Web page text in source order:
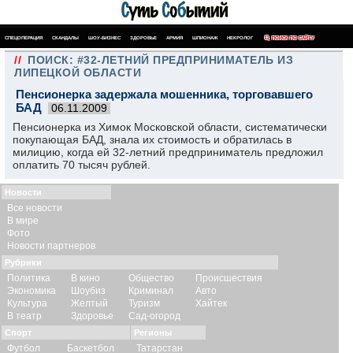
СПЕЦОПЕРАЦИЯ СКАНДАЛЫ ШОУ-БИЗНЕС ЗДОРОВЬЕ АРМИЯ ШПИОНАЖ НЕКРОЛОГ ПОИСК ПО САЙТУ
// ПОИСК: #32-ЛЕТНИЙ ПРЕДПРИНИМАТЕЛЬ ИЗ
ЛИПЕЦКОЙ ОБЛАСТИ
Пенсионерка задержала мошенника, торговавшего
БАД
06.11.2009
Пенсионерка из Химок Московской области, систематически
покупающая БАД, знала их стоимость и обратилась в
милицию, когда ей 32-летний предприниматель предложил
оплатить 70 тысяч рублей.
Новости
Все новости
В мире
Фото
Новости партнеров
Рубрики
Политика
Экономика
Культура
В театр
В кино
Шоубиз
Желтый
Здоровье
Общество
Криминал
Туризм
Сад-огород
Происшествия
Авто
Хайтек
Спорт
Футбол
Баскетбол
Регионы
Татарстан